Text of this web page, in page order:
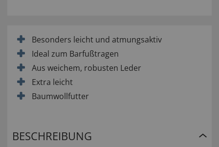
Besonders leicht und atmungsaktiv
Ideal zum Barfußtragen
Aus weichem, robusten Leder
Extra leicht
Baumwollfutter
BESCHREIBUNG